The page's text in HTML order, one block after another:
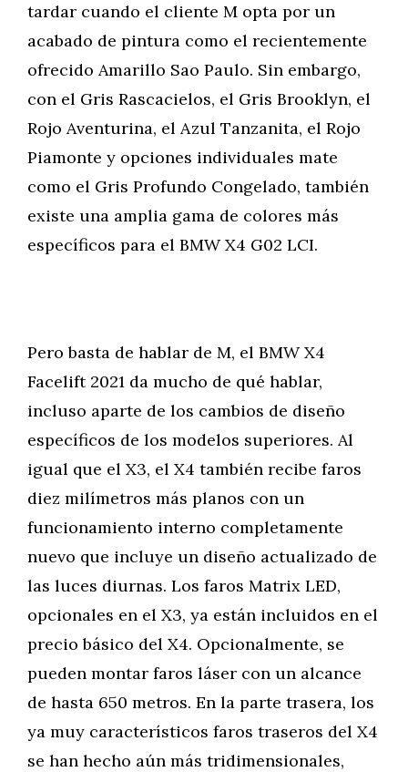
tardar cuando el cliente M opta por un
acabado de pintura como el recientemente
ofrecido Amarillo Sao Paulo. Sin embargo,
con el Gris Rascacielos, el Gris Brooklyn, el
Rojo Aventurina, el Azul Tanzanita, el Rojo
Piamonte y opciones individuales mate
como el Gris Profundo Congelado, también
existe una amplia gama de colores más
específicos para el BMW X4 G02 LCI.
Pero basta de hablar de M, el BMW X4
Facelift 2021 da mucho de qué hablar,
incluso aparte de los cambios de diseño
específicos de los modelos superiores. Al
igual que el X3, el X4 también recibe faros
diez milímetros más planos con un
funcionamiento interno completamente
nuevo que incluye un diseño actualizado de
las luces diurnas. Los faros Matrix LED,
opcionales en el X3, ya están incluidos en el
precio básico del X4. Opcionalmente, se
pueden montar faros láser con un alcance
de hasta 650 metros. En la parte trasera, los
ya muy característicos faros traseros del X4
se han hecho aún más tridimensionales,